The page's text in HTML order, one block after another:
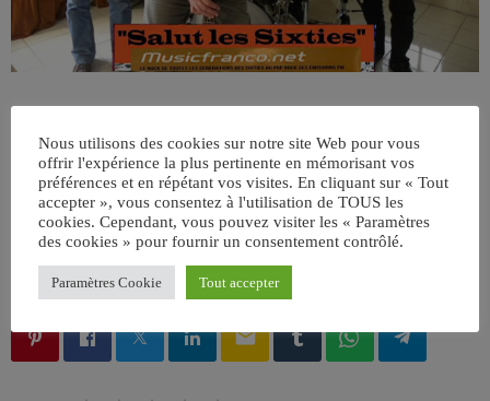
email
Nous utilisons des cookies sur notre site Web pour vous
offrir l'expérience la plus pertinente en mémorisant vos
préférences et en répétant vos visites. En cliquant sur « Tout
accepter », vous consentez à l'utilisation de TOUS les
cookies. Cependant, vous pouvez visiter les « Paramètres
des cookies » pour fournir un consentement contrôlé.
Paramètres Cookie Tout accepter